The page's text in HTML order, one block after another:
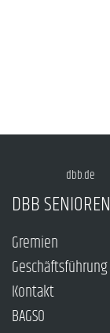
dbb.de
DBB SENIOREN
Gremien
Geschäftsführung
Kontakt
BAGSO